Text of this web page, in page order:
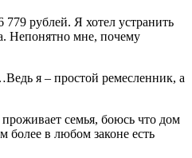
рублей. Я хотел устранить
Непонятно мне, почему
я – простой ремесленник, а
семья, боюсь что дом
в любом законе есть